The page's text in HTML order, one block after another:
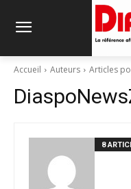
Accueil Auteurs Articles
8